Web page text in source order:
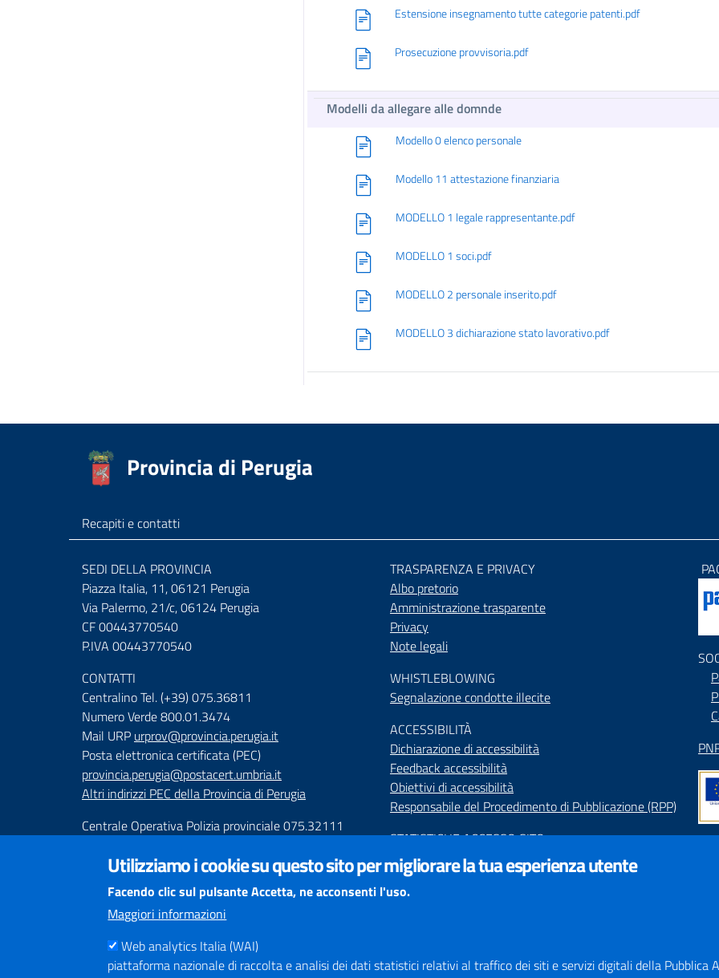
Estensione insegnamento tutte categorie patenti.pdf
Prosecuzione provvisoria.pdf
Modelli da allegare alle domnde
Modello 0 elenco personale
Modello 11 attestazione finanziaria
MODELLO 1 legale rappresentante.pdf
MODELLO 1 soci.pdf
MODELLO 2 personale inserito.pdf
MODELLO 3 dichiarazione stato lavorativo.pdf
Provincia di Perugia
Recapiti e contatti
SEDI DELLA PROVINCIA
Piazza Italia, 11, 06121 Perugia
Via Palermo, 21/c, 06124 Perugia
CF 00443770540
P.IVA 00443770540
CONTATTI
Centralino Tel. (+39) 075.36811
Numero Verde 800.01.3474
Mail URP urprov@provincia.perugia.it
Posta elettronica certificata (PEC)
provincia.perugia@postacert.umbria.it
Altri indirizzi PEC della Provincia di Perugia
Centrale Operativa Polizia provinciale 075.32111
Emergenza Stradale 335.6425246
Numeri Emergenza dei Comprensori
Infoviabilità
TRASPARENZA E PRIVACY
Albo pretorio
Amministrazione trasparente
Privacy
Note legali
WHISTLEBLOWING
Segnalazione condotte illecite
ACCESSIBILITÀ
Dichiarazione di accessibilità
Feedback accessibilità
Obiettivi di accessibilità
Responsabile del Procedimento di Pubblicazione (RPP)
STATISTICHE ACCESSO SITO
SEGNALAZIONI relative ai CONTENUTI DEL SITO
redazione@provincia.perugia.it
per essere visualizzato dai principali browser aggiornati.
Utilizziamo i cookie su questo sito per migliorare la tua esperienza utente
Facendo clic sul pulsante Accetta, ne acconsenti l'uso.
Maggiori informazioni
Web analytics Italia (WAI)
piattaforma nazionale di raccolta e analisi dei dati statistici relativi al traffico dei siti e servizi digitali della Pubblica